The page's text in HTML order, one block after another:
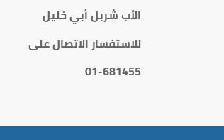
الأب شربل أبي خليل
للاستفسار الاتصال على
01-681455